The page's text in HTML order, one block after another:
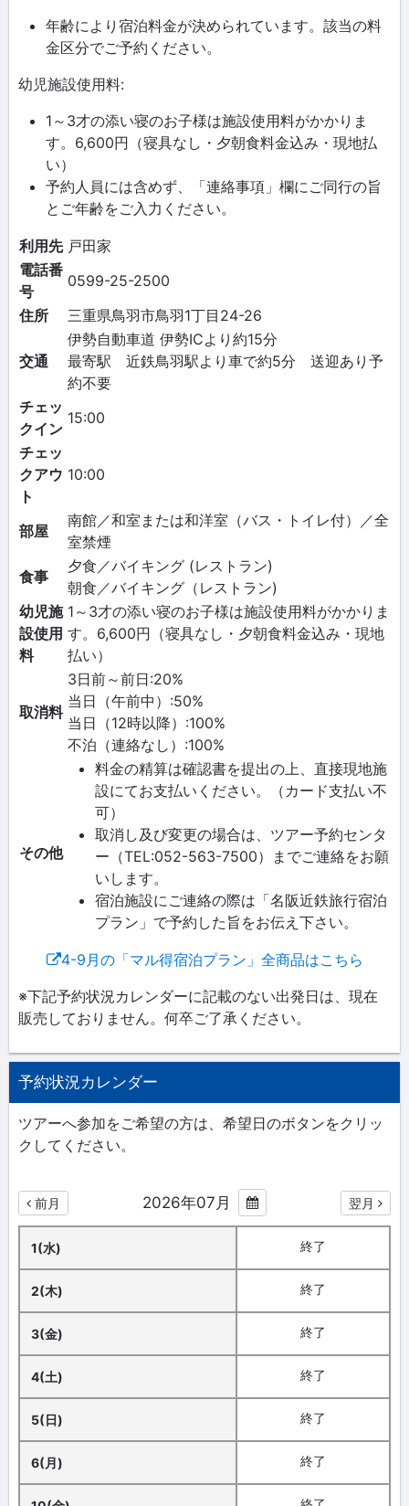
年齢により宿泊料金が決められています。該当の料
金区分でご予約ください。
幼児施設使用料:
1～3才の添い寝のお子様は施設使用料がかかりま
す。6,600円（寝具なし・夕朝食料金込み・現地払
い）
予約人員には含めず、「連絡事項」欄にご同行の旨
とご年齢をご入力ください。
利用先 戸田家
電話番
号
0599-25-2500
住所
三重県鳥羽市鳥羽1丁目24-26
交通
伊勢自動車道 伊勢ICより約15分
最寄駅 近鉄鳥羽駅より車で約5分 送迎あり予
約不要
チェッ
クイン
15:00
チェッ
クアウ
ト
10:00
部屋
南館／和室または和洋室（バス・トイレ付）／全
室禁煙
食事
夕食／バイキング (レストラン)
朝食／バイキング（レストラン)
幼児施
設使用
料
1～3才の添い寝のお子様は施設使用料がかかりま
す。6,600円（寝具なし・夕朝食料金込み・現地
払い）
取消料
3日前～前日:20%
当日（午前中）:50%
当日（12時以降）:100%
不泊（連絡なし）:100%
その他
料金の精算は確認書を提出の上、直接現地施
設にてお支払いください。（カード支払い不
可）
取消し及び変更の場合は、ツアー予約センタ
ー（TEL:052-563-7500）までご連絡をお願
いします。
宿泊施設にご連絡の際は「名阪近鉄旅行宿泊
プラン」で予約した旨をお伝え下さい。
4-9月の「マル得宿泊プラン」全商品はこちら
※下記予約状況カレンダーに記載のない出発日は、現在
販売しておりません。何卒ご了承ください。
予約状況カレンダー
ツアーへ参加をご希望の方は、希望日のボタンをクリッ
クしてください。
前月 2026年07月 翌月
1(水) 終了
2(木) 終了
3(金) 終了
4(土) 終了
5(日) 終了
6(月) 終了